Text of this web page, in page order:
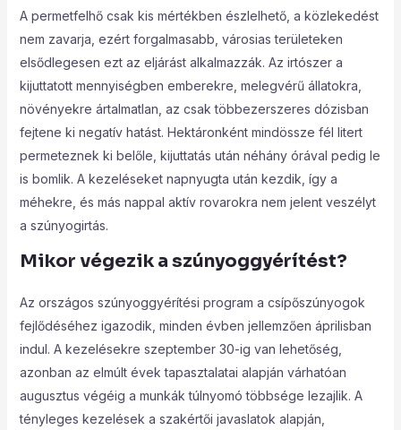
A permetfelhő csak kis mértékben észlelhető, a közlekedést
nem zavarja, ezért forgalmasabb, városias területeken
elsődlegesen ezt az eljárást alkalmazzák. Az irtószer a
kijuttatott mennyiségben emberekre, melegvérű állatokra,
növényekre ártalmatlan, az csak többezerszeres dózisban
fejtene ki negatív hatást. Hektáronként mindössze fél litert
permeteznek ki belőle, kijuttatás után néhány órával pedig le
is bomlik. A kezeléseket napnyugta után kezdik, így a
méhekre, és más nappal aktív rovarokra nem jelent veszélyt
a szúnyogirtás.
Mikor végezik a szúnyoggyérítést?
Az országos szúnyoggyérítési program a csípőszúnyogok
fejlődéséhez igazodik, minden évben jellemzően áprilisban
indul. A kezelésekre szeptember 30-ig van lehetőség,
azonban az elmúlt évek tapasztalatai alapján várhatóan
augusztus végéig a munkák túlnyomó többsége lezajlik. A
tényleges kezelések a szakértői javaslatok alapján,